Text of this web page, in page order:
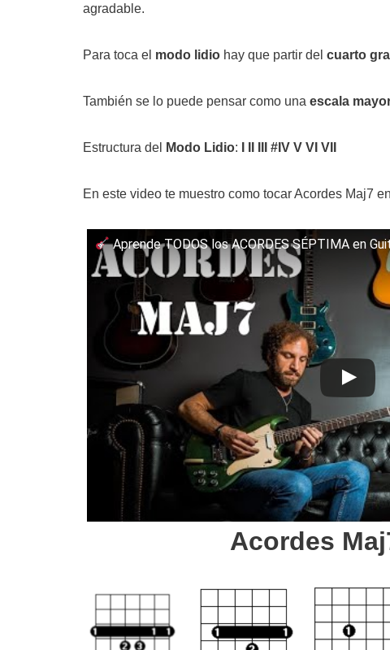
agradable.
Para toca el modo lidio hay que partir del cuarto
También se lo puede pensar como una escala
Estructura del Modo Lidio: I II III #IV V VI VII
En este video te muestro como tocar Acordes Maj7
Aprende TODOS los ACORDES SÉPTIMA en
Acordes